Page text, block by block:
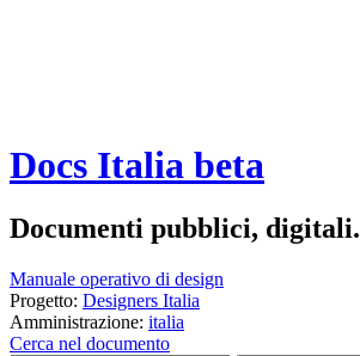
Docs Italia beta
Documenti pubblici, digitali.
Manuale operativo di design
Progetto: Designers Italia
Amministrazione: italia
Cerca nel documento